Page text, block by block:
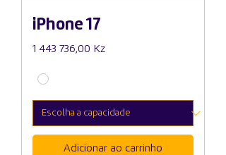
iPhone 17
Preço
1 443 736,00 Kz
Adicionar ao carrinho